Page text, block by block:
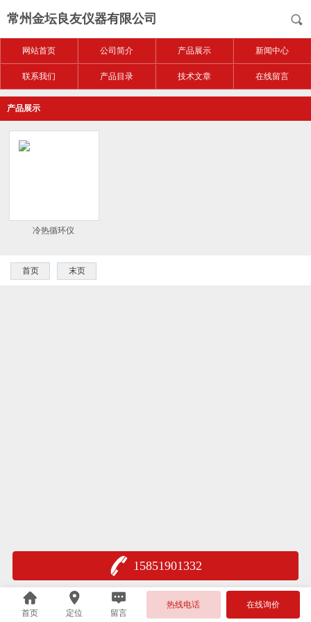
常州金坛良友仪器有限公司
网站首页 公司简介 产品展示 新闻中心
联系我们 产品目录 技术文章 在线留言
产品展示
冷热循环仪
首页 末页
15851901332
首页 定位 留言
热线电话 在线询价